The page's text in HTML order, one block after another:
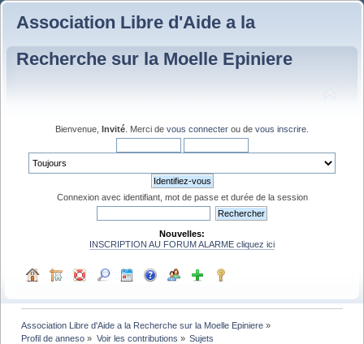
Association Libre d'Aide a la
Recherche sur la Moelle Epiniere
Bienvenue, Invité . Merci de vous connecter ou de vous inscrire
Connexion avec identifiant, mot de passe et durée de la session
Nouvelles:
INSCRIPTION AU FORUM ALARME cliquez ici
Association Libre d'Aide a la Recherche sur la Moelle Epiniere »
Profil de anneso » Voir les contributions » Sujets